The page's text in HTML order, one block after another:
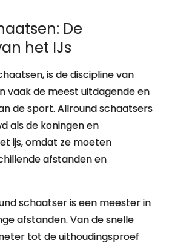
De
het IJs
is de discipline van
vaak de meest uitdagende en
de sport. Allround schaatsers
als de koningen en
ijs, omdat ze moeten
afstanden en
schaatser is een meester in
afstanden. Van de snelle
tot de uithoudingsproef